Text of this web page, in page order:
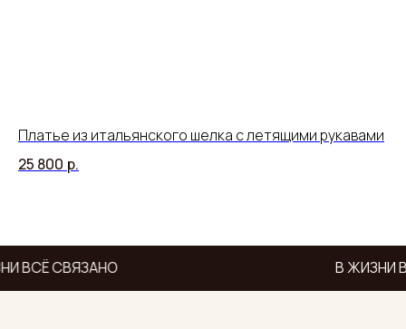
Платье из итальянского шелка с летящими рукавами
25 800 р.
ВСЁ СВЯЗАНО В ЖИЗНИ